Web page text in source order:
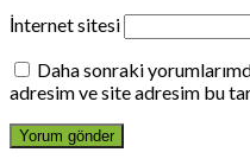
İnternet sitesi
Daha sonraki
adresim ve site adresim bu